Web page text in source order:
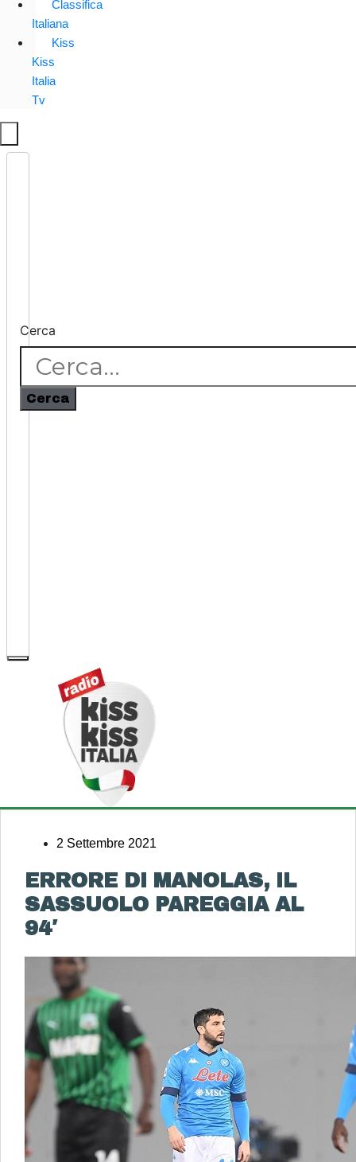
Classifica
Italiana
Kiss
Kiss
Italia
Tv
Cerca
Cerca
2 Settembre 2021
ERRORE DI MANOLAS, IL
SASSUOLO PAREGGIA AL
94′